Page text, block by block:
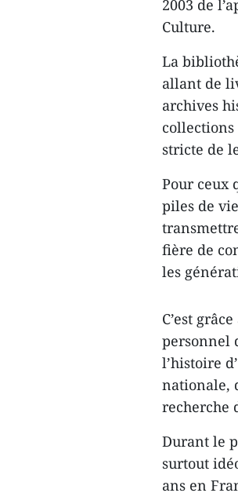
2003 de
Culture.
La
allant de
archives
stricte de
Pour ceux
piles de
fière de
les
C’est
personnel
l’histoire
nationale,
recherche
Durant le
surtout
ans en